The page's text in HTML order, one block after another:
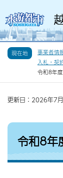
現在地 事業者情
入札・契
令和8年
更新日：2026年7
令和8年